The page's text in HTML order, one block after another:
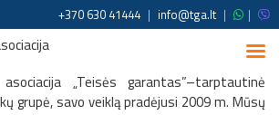
+370 630 41444 | info@tga.lt | |
„Teisės garantas”–tarptautinė
grupė, savo veiklą pradėjusi 2009 m. Mūsų